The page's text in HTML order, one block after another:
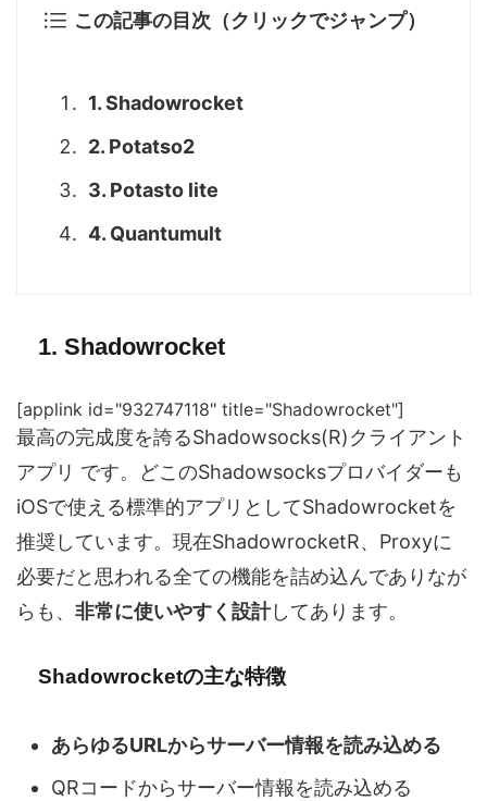
この記事の目次（クリックでジャンプ）
1. Shadowrocket
2. Potatso2
3. Potasto lite
4. Quantumult
1. Shadowrocket
[applink id="932747118" title="Shadowrocket"]
最高の完成度を誇るShadowsocks(R)クライアント
アプリ です。どこのShadowsocksプロバイダーも
iOSで使える標準的アプリとしてShadowrocketを
推奨しています。現在ShadowrocketR、Proxyに
必要だと思われる全ての機能を詰め込んでありなが
らも、 非常に使いやすく設計してあります。
Shadowrocketの主な特徴
あらゆるURLからサーバー情報を読み込める
QRコードからサーバー情報を読み込める